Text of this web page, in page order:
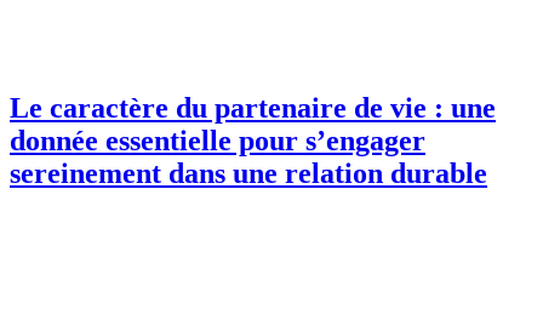
Le caractère du partenaire de vie : une
donnée essentielle pour s’engager
sereinement dans une relation durable